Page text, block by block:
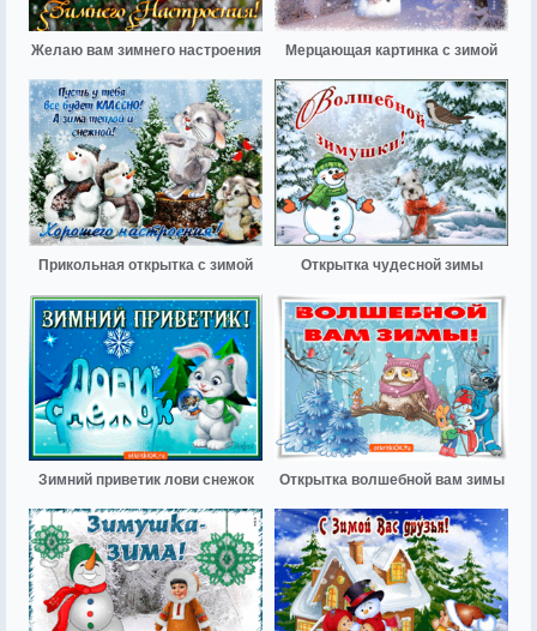
Желаю вам зимнего настроения Мерцающая картинка с зимой
Прикольная открытка с зимой Открытка чудесной зимы
Зимний приветик лови снежок Открытка волшебной вам зимы